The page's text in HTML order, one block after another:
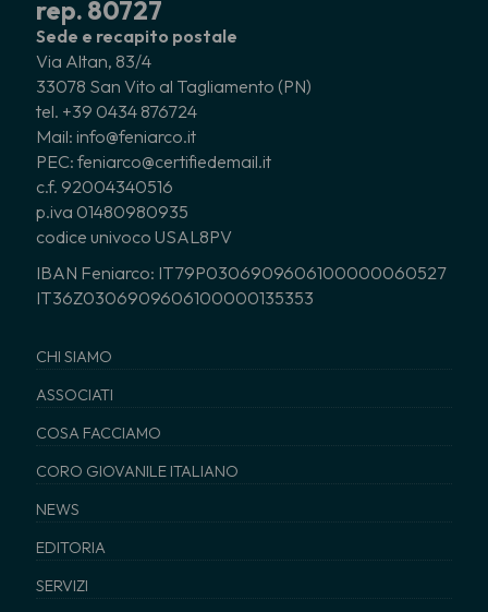
rep. 80727
Sede e recapito postale
Via Altan, 83/4
33078 San Vito al Tagliamento (PN)
tel. +39 0434 876724
Mail: info@feniarco.it
PEC: feniarco@certifiedemail.it
c.f. 92004340516
p.iva 01480980935
codice univoco USAL8PV
IBAN Feniarco: IT79P0306909606100000060527
IT36Z0306909606100000135353
CHI SIAMO
ASSOCIATI
COSA FACCIAMO
CORO GIOVANILE ITALIANO
NEWS
EDITORIA
SERVIZI